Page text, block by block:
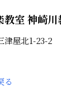
室 神崎
津屋北1-23-2
る